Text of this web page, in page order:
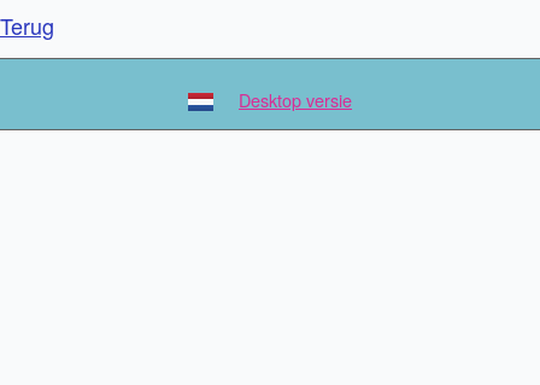
Terug
Desktop versie